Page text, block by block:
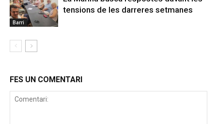
Barri
tensions de les darreres setmanes
FES UN COMENTARI